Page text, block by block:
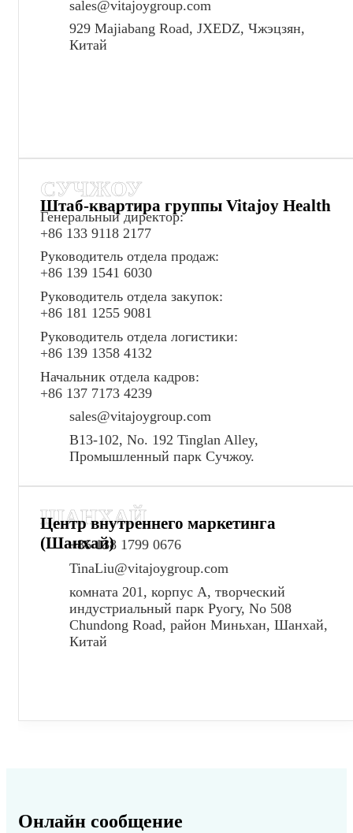
sales@vitajoygroup.com
929 Majiabang Road, JXEDZ, Чжэцзян,
Китай
Штаб-квартира группы Vitajoy Health
СУЧЖОУ
Генеральный директор:
+86 133 9118 2177
Руководитель отдела продаж:
+86 139 1541 6030
Руководитель отдела закупок:
+86 181 1255 9081
Руководитель отдела логистики:
+86 139 1358 4132
Начальник отдела кадров:
+86 137 7173 4239
sales@vitajoygroup.com
B13-102, No. 192 Tinglan Alley,
Промышленный парк Сучжоу.
Центр внутреннего маркетинга
(Шанхай)
ШАНХАЙ
+86 138 1799 0676
TinaLiu@vitajoygroup.com
комната 201, корпус A, творческий
индустриальный парк Руогу, No 508
Chundong Road, район Миньхан, Шанхай,
Китай
Онлайн сообщение